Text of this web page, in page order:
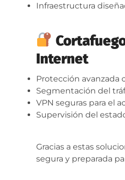
Infraestructura
Internet
Protección avanzada
Segmentación del
VPN seguras para el
Supervisión del
Gracias a estas
segura y preparada